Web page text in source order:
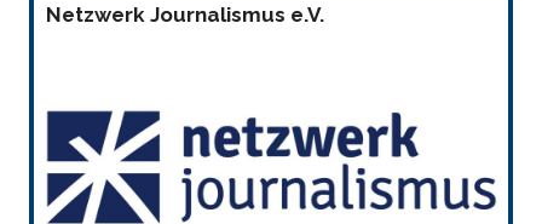
Netzwerk Journalismus e.V.